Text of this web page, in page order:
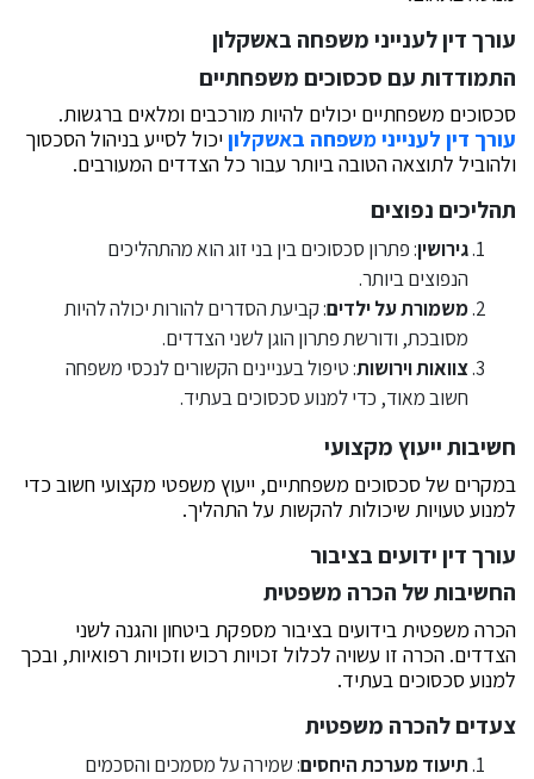
עורך דין לענייני משפחה באשקלון
התמודדות עם סכסוכים משפחתיים
סכסוכים משפחתיים יכולים להיות מורכבים ומלאים ברגשות.
עורך דין לענייני משפחה באשקלוןיכול לסייע בניהול הסכסוך
ולהוביל לתוצאה הטובה ביותר עבור כל הצדדים המעורבים.
תהליכים נפוצים
גירושין: פתרון סכסוכים בין בני זוג הוא מהתהליכים
הנפוצים ביותר.
משמורת על ילדים: קביעת הסדרים להורות יכולה להיות
מסובכת, ודורשת פתרון הוגן לשני הצדדים.
צוואות וירושות: טיפול בעניינים הקשורים לנכסי משפחה
חשוב מאוד, כדי למנוע סכסוכים בעתיד.
חשיבות ייעוץ מקצועי
במקרים של סכסוכים משפחתיים, ייעוץ משפטי מקצועי חשוב כדי
למנוע טעויות שיכולות להקשות על התהליך.
עורך דין ידועים בציבור
החשיבות של הכרה משפטית
הכרה משפטית בידועים בציבור מספקת ביטחון והגנה לשני
הצדדים. הכרה זו עשויה לכלול זכויות רכוש וזכויות רפואיות, ובכך
למנוע סכסוכים בעתיד.
צעדים להכרה משפטית
תיעוד מערכת היחסים: שמירה על מסמכים והסכמים